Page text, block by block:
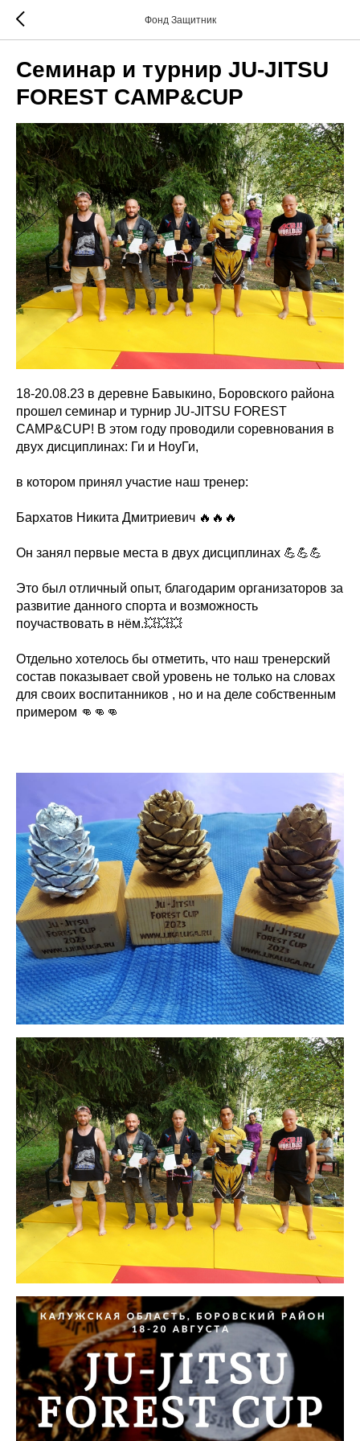
Фонд Защитник
Семинар и турнир JU-JITSU
FOREST CAMP&CUP
18-20.08.23 в деревне Бавыкино, Боровского района
прошел семинар и турнир JU-JITSU FOREST
CAMP&CUP! В этом году проводили соревнования в
двух дисциплинах: Ги и НоуГи,
в котором принял участие наш тренер:
Бархатов Никита Дмитриевич 🔥🔥🔥
Он занял первые места в двух дисциплинах 💪💪💪
Это был отличный опыт, благодарим организаторов за
развитие данного спорта и возможность
поучаствовать в нём.💥💥💥
Отдельно хотелось бы отметить, что наш тренерский
состав показывает свой уровень не только на словах
для своих воспитанников , но и на деле собственным
примером 👊👊👊